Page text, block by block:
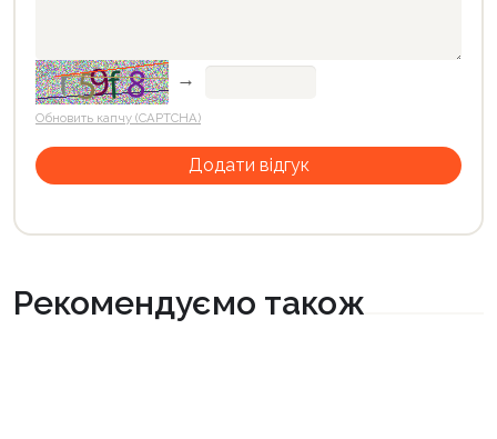
→
Обновить капчу (CAPTCHA)
Рекомендуємо також